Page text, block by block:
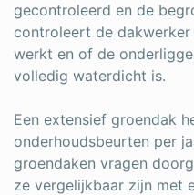
gecontroleerd en de
controleert de
werkt en of de
volledig waterdicht is.
Een extensief groendak
onderhoudsbeurten per
groendaken vragen
ze vergelijkbaar zijn met